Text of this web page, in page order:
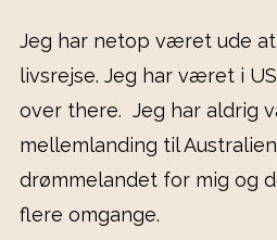
Jeg har netop været ude
livsrejse. Jeg har været i
over there. Jeg har aldrig
mellemlanding til
drømmelandet for mig og
flere omgange.